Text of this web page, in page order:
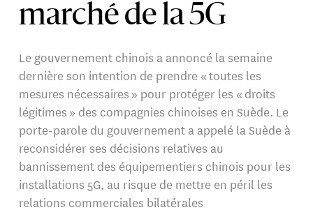
marché de la 5G
Le gouvernement chinois a annoncé la semaine
dernière son intention de prendre « toutes les
mesures nécessaires » pour protéger les « droits
légitimes » des compagnies chinoises en Suède. Le
porte-parole du gouvernement a appelé la Suède à
reconsidérer ses décisions relatives au
bannissement des équipementiers chinois pour les
installations 5G, au risque de mettre en péril les
relations commerciales bilatérales